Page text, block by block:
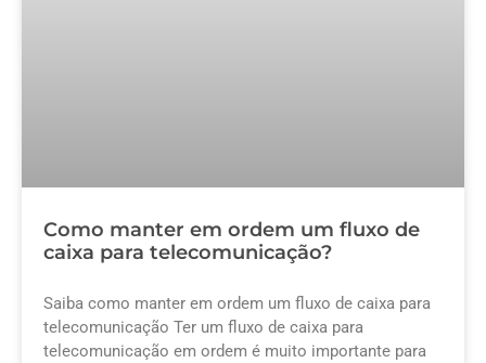
Como manter em ordem um fluxo de
caixa para telecomunicação?
Saiba como manter em ordem um fluxo de caixa para
telecomunicação Ter um fluxo de caixa para
telecomunicação em ordem é muito importante para